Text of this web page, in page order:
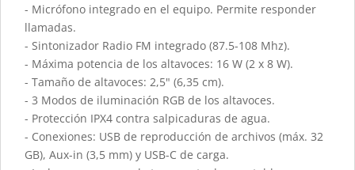
- Micrófono integrado en el equipo. Permite responder
llamadas.
- Sintonizador Radio FM integrado (87.5-108 Mhz).
- Máxima potencia de los altavoces: 16 W (2 x 8 W).
- Tamaño de altavoces: 2,5" (6,35 cm).
- 3 Modos de iluminación RGB de los altavoces.
- Protección IPX4 contra salpicaduras de agua.
- Conexiones: USB de reproducción de archivos (máx. 32
GB), Aux-in (3,5 mm) y USB-C de carga.